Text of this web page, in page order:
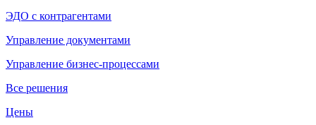
ЭДО с контрагентами
Управление документами
Управление бизнес-процессами
Все решения
Цены